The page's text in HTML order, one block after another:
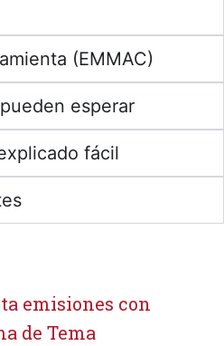
(EMMAC)
esperar
fácil
emisiones con
de Tema